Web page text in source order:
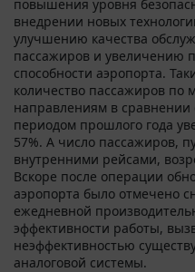
повышения уровня
внедрении новых
улучшению качества
пассажиров и увеличению
способности аэропорта.
количество пассажиров по
направлениям в сравнении
периодом прошлого года
57%. А число пассажиров,
внутренними рейсами,
Вскоре после операции
аэропорта было отмечено
ежедневной
эффективности работы,
неэффективностью
аналоговой системы.